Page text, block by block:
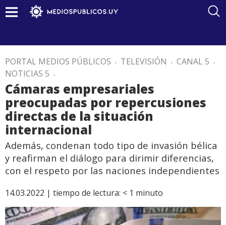
PORTAL MEDIOS PÚBLICOS . TELEVISIÓN . CANAL 5 .
NOTICIAS 5 .
Cámaras empresariales
preocupadas por repercusiones
directas de la situación
internacional
Además, condenan todo tipo de invasión bélica
y reafirman el diálogo para dirimir diferencias,
con el respeto por las naciones independientes
14.03.2022 | tiempo de lectura: < 1 minuto